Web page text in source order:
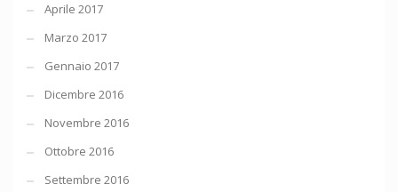
Aprile 2017
Marzo 2017
Gennaio 2017
Dicembre 2016
Novembre 2016
Ottobre 2016
Settembre 2016